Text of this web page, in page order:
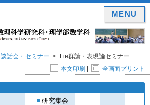
談話会・セミナー
Lie群論・表現論セミナー
本文印刷 | 全画面プリント
研究集会
MENU